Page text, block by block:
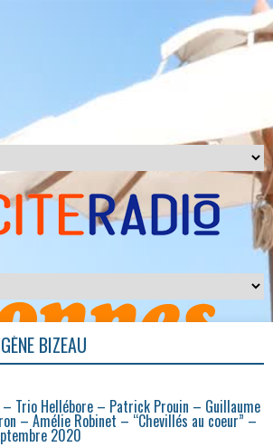
BIZEAU
– Trio Hellébore – Patrick Prouin – Guillaume
– Amélie Robinet – “Chevillés au coeur” –
2020